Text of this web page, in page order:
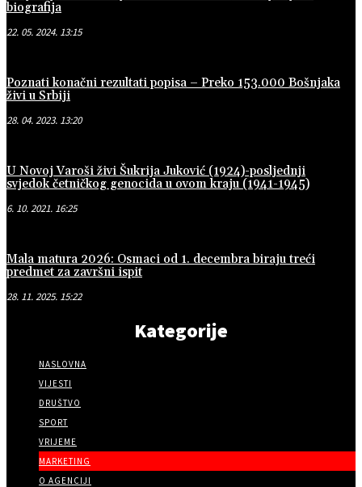
biografija
22. 05. 2024. 13:15
Poznati konačni rezultati popisa – Preko 153.000 Bošnjaka
živi u Srbiji
28. 04. 2023. 13:20
U Novoj Varoši živi Šukrija Juković (1924)-posljednji
svjedok četničkog genocida u ovom kraju (1941-1945)
6. 10. 2021. 16:25
Mala matura 2026: Osmaci od 1. decembra biraju treći
predmet za završni ispit
28. 11. 2025. 15:22
Kategorije
NASLOVNA
VIJESTI
DRUŠTVO
SPORT
VRIJEME
MARKETING
O AGENCIJI